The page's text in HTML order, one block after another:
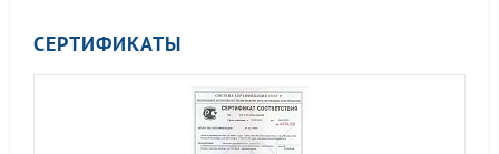
СЕРТИФИКАТЫ